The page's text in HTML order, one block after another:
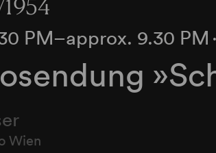
PM–approx. 9.30 PM
Wien